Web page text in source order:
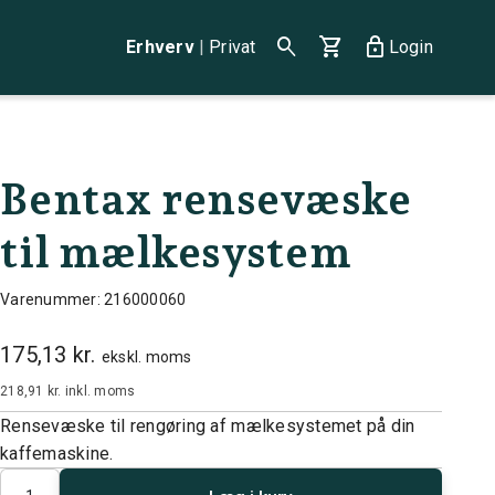
Erhverv | Privat search shopping_cart lock Login
Bentax rensevæske
til mælkesystem
Varenummer: 216000060
175,13 kr. ekskl. moms
218,91 kr. inkl. moms
Rensevæske til rengøring af mælkesystemet på din
kaffemaskine.
Antal